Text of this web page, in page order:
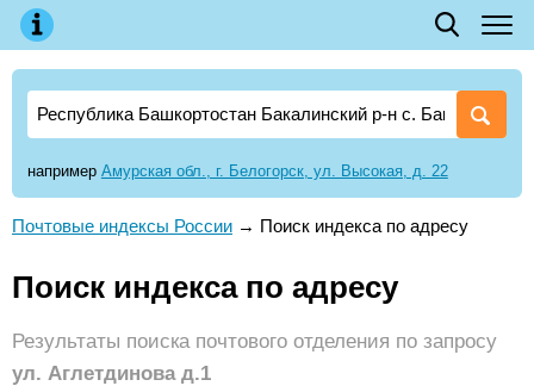
например Амурская обл., г. Белогорск, ул. Высокая, д. 22
Почтовые индексы России → Поиск индекса по адресу
Поиск индекса по адресу
Результаты поиска почтового отделения по запросу
ул. Аглетдинова д.1